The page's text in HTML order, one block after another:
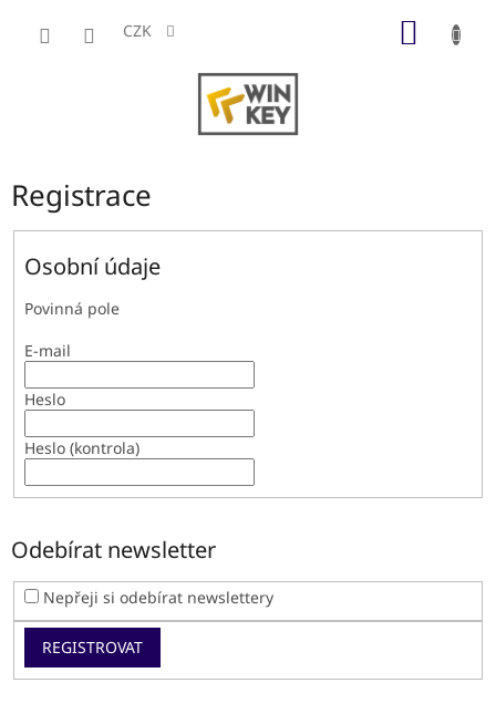
CZK
Registrace
Osobní údaje
Povinná pole
E-mail
Heslo
Heslo (kontrola)
Odebírat newsletter
Nepřeji si odebírat newslettery
REGISTROVAT